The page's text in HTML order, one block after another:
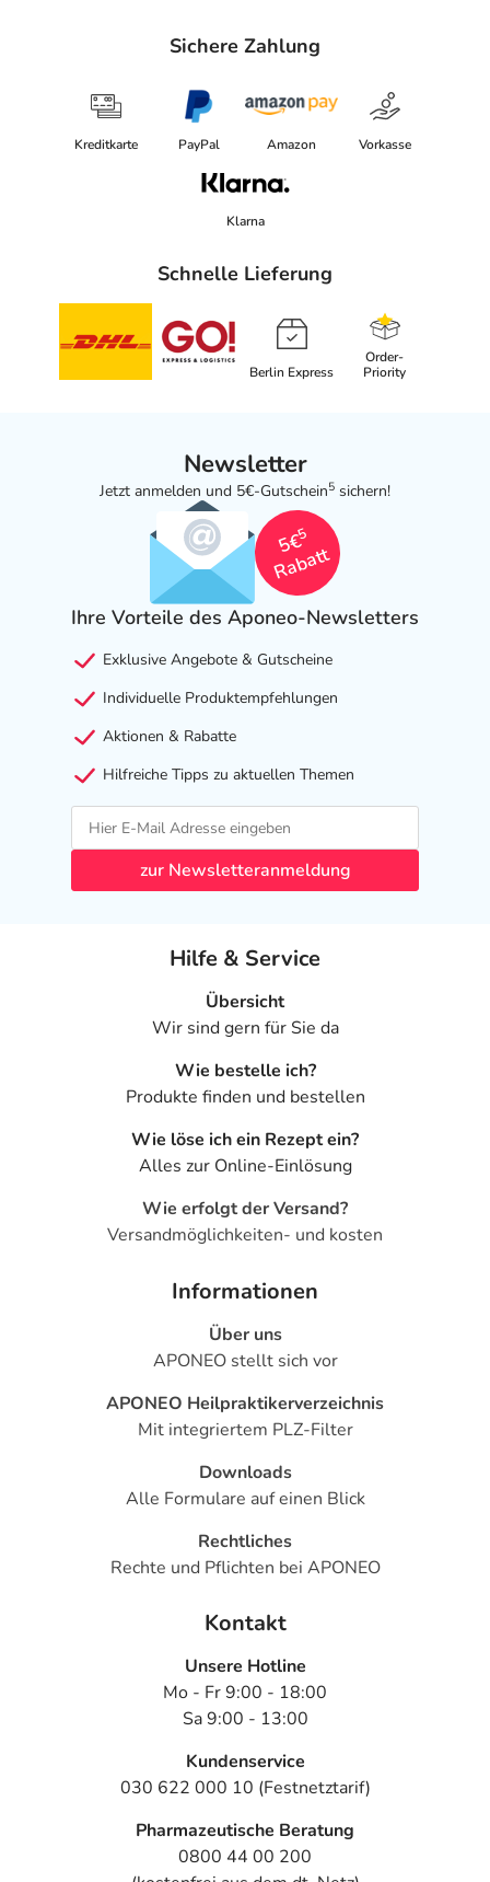
Sichere Zahlung
Kreditkarte PayPal Amazon Vorkasse
Klarna
Schnelle Lieferung
Berlin Express
Order-
Priority
Newsletter
Jetzt anmelden und 5€-Gutschein5 sichern!
5€
5
Rabatt
Ihre Vorteile des Aponeo-Newsletters
Exklusive Angebote & Gutscheine
Individuelle Produktempfehlungen
Aktionen & Rabatte
Hilfreiche Tipps zu aktuellen Themen
zur Newsletteranmeldung
Hilfe & Service
Übersicht
Wir sind gern für Sie da
Wie bestelle ich?
Produkte finden und bestellen
Wie löse ich ein Rezept ein?
Alles zur Online-Einlösung
Wie erfolgt der Versand?
Versandmöglichkeiten- und kosten
Informationen
Über uns
APONEO stellt sich vor
APONEO Heilpraktikerverzeichnis
Mit integriertem PLZ-Filter
Downloads
Alle Formulare auf einen Blick
Rechtliches
Rechte und Pflichten bei APONEO
Kontakt
Unsere Hotline
Mo - Fr 9:00 - 18:00
Sa 9:00 - 13:00
Kundenservice
030 622 000 10 (Festnetztarif)
Pharmazeutische Beratung
0800 44 00 200